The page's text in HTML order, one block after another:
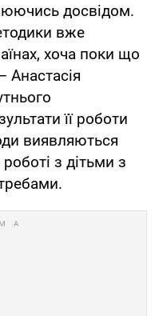
досвідом.
вже
хоча поки що
Анастасія
її роботи
виявляються
з дітьми з